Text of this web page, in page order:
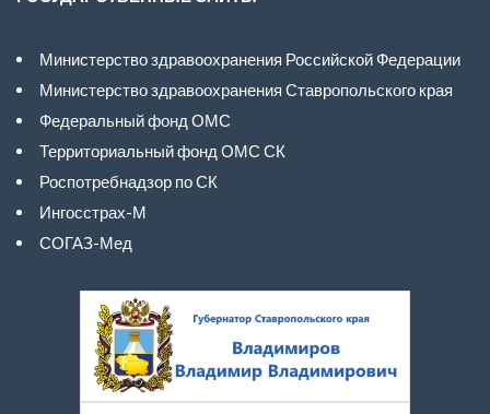
Министерство здравоохранения Российской Федерации
Министерство здравоохранения Ставропольского края
Федеральный фонд ОМС
Территориальный фонд ОМС СК
Роспотребнадзор по СК
Ингосстрах-М
СОГАЗ-Мед